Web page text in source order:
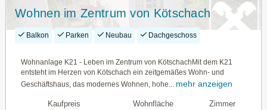
Wohnen im Zentrum von Kötschach
Balkon Parken Neubau Dachgeschoss
Wohnanlage K21 - Leben im Zentrum von KötschachMit dem K21
entsteht im Herzen von Kötschach ein zeitgemäßes Wohn- und
Geschäftshaus, das modernes Wohnen, hohe...
mehr anzeigen
Kaufpreis Wohnfläche Zimmer